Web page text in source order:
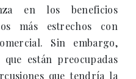
en los beneficios
más estrechos con
Sin embargo,
están preocupadas
que tendría la